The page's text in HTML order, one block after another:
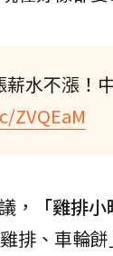
水不漲！
ZVQEaM
， 「雞排
排、車輪